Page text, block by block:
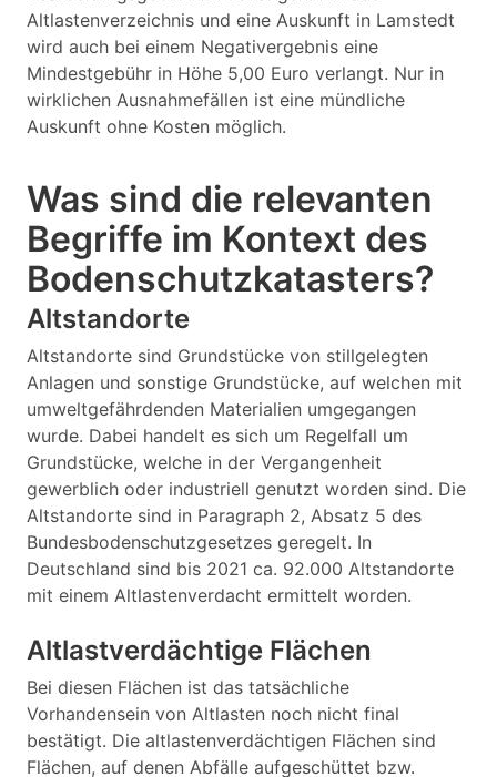
Altlastenverzeichnis und eine Auskunft in Lamstedt
wird auch bei einem Negativergebnis eine
Mindestgebühr in Höhe 5,00 Euro verlangt. Nur in
wirklichen Ausnahmefällen ist eine mündliche
Auskunft ohne Kosten möglich.
Was sind die relevanten
Begriffe im Kontext des
Bodenschutzkatasters?
Altstandorte
Altstandorte sind Grundstücke von stillgelegten
Anlagen und sonstige Grundstücke, auf welchen mit
umweltgefährdenden Materialien umgegangen
wurde. Dabei handelt es sich um Regelfall um
Grundstücke, welche in der Vergangenheit
gewerblich oder industriell genutzt worden sind. Die
Altstandorte sind in Paragraph 2, Absatz 5 des
Bundesbodenschutzgesetzes geregelt. In
Deutschland sind bis 2021 ca. 92.000 Altstandorte
mit einem Altlastenverdacht ermittelt worden.
Altlastverdächtige Flächen
Bei diesen Flächen ist das tatsächliche
Vorhandensein von Altlasten noch nicht final
bestätigt. Die altlastenverdächtigen Flächen sind
Flächen, auf denen Abfälle aufgeschüttet bzw.